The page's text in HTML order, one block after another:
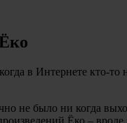
в Интернете кто-
не было ни когда
Ёко –